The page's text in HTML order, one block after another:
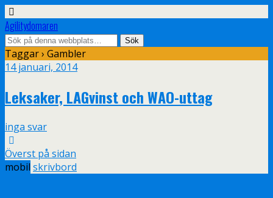
Agilitydomaren
Taggar › Gambler
14 januari, 2014
Leksaker, LAGvinst och WAO-uttag
inga svar
Överst på sidan
mobil skrivbord